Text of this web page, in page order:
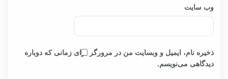
وب‌ سایت
ذخیره نام، ایمیل و وبسایت من در مرورگر برای زمانی که دوباره
دیدگاهی می‌نویسم.